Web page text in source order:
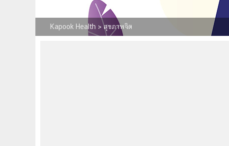
Kapook Health >สุขภาพจิต